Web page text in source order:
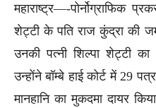
महाराष्ट्र—-पोर्नोग्राफिक
शेट्टी के पति राज कुंद्रा की
उनकी पत्नी शिल्पा शेट्टी
उन्होंने बॉम्बे हाई कोर्ट में 29
मानहानि का मुकदमा दायर